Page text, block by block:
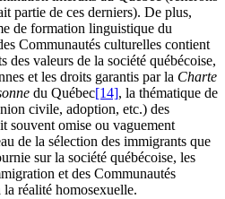
partie de ces derniers). De plus,
de formation linguistique du
Communautés culturelles contient
valeurs de la société québécoise,
et les droits garantis par la Charte
du Québec[14], la thématique de
civile, adoption, etc.) des
souvent omise ou vaguement
de la sélection des immigrants que
sur la société québécoise, les
et des Communautés
la réalité homosexuelle.